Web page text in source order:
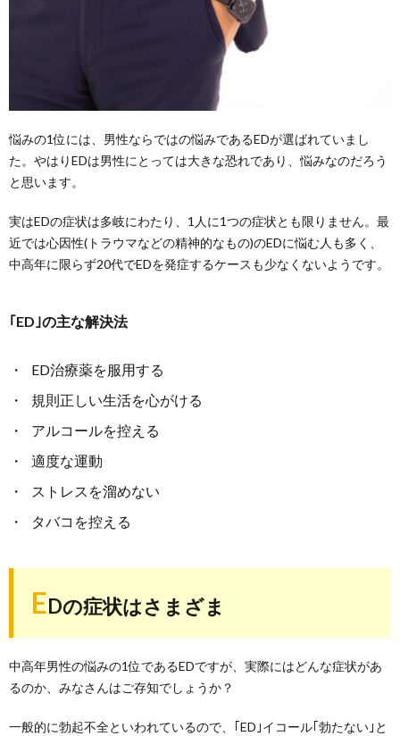
悩みの1位には、男性ならではの悩みであるEDが選ばれていまし
た。やはりEDは男性にとっては大きな恐れであり、悩みなのだろう
と思います。
実はEDの症状は多岐にわたり、1人に1つの症状とも限りません。最
近では心因性(トラウマなどの精神的なもの)のEDに悩む人も多く、
中高年に限らず20代でEDを発症するケースも少なくないようです。
｢ED｣の主な解決法
ED治療薬を服用する
規則正しい生活を心がける
アルコールを控える
適度な運動
ストレスを溜めない
タバコを控える
EDの症状はさまざま
中高年男性の悩みの1位であるEDですが、実際にはどんな症状があ
るのか、みなさんはご存知でしょうか？
一般的に勃起不全といわれているので、｢ED｣イコール｢勃たない｣と